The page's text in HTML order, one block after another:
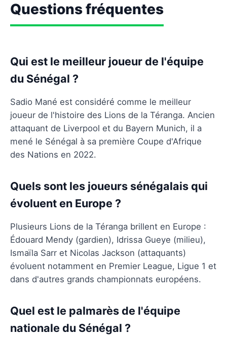
Questions fréquentes
Qui est le meilleur joueur de l'équipe
du Sénégal ?
Sadio Mané est considéré comme le meilleur
joueur de l'histoire des Lions de la Téranga. Ancien
attaquant de Liverpool et du Bayern Munich, il a
mené le Sénégal à sa première Coupe d'Afrique
des Nations en 2022.
Quels sont les joueurs sénégalais qui
évoluent en Europe ?
Plusieurs Lions de la Téranga brillent en Europe :
Édouard Mendy (gardien), Idrissa Gueye (milieu),
Ismaïla Sarr et Nicolas Jackson (attaquants)
évoluent notamment en Premier League, Ligue 1 et
dans d'autres grands championnats européens.
Quel est le palmarès de l'équipe
nationale du Sénégal ?